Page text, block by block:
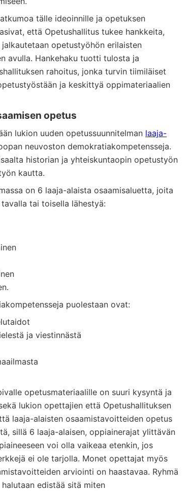
tälle ideoinnille ja opetuksen
että Opetushallitus tukee hankkeita,
opetustyöhön erilaisten
avulla. Hankehaku tuotti tulosta ja
rahoitus, jonka turvin tiimiläiset
ja keskittyä oppimateriaalien
opetus
lukion uuden opetussuunnitelman laaja-
neuvoston demokratiakompetensseja.
historian ja yhteiskuntaopin opetustyön
kautta.
on 6 laaja-alaista osaamisaluetta, joita
tai toisella lähestyä:
puolestaan ovat:
ja viestinnästä
opetusmateriaalille on suuri kysyntä ja
lukion opettajien että Opetushallituksen
laaja-alaisten osaamistavoitteiden opetus
sillä 6 laaja-alaisen, oppiainerajat ylittävän
voi olla vaikeaa etenkin, jos
ei ole tarjolla. Monet opettajat myös
arviointi on haastavaa. Ryhmä
edistää sitä miten